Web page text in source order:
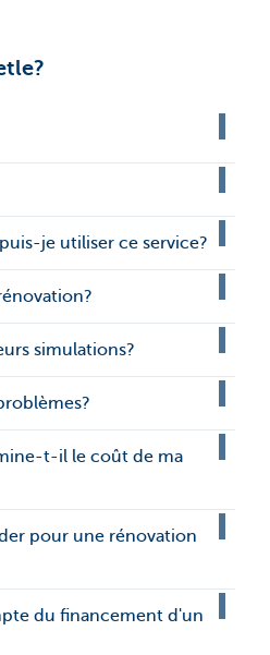
je utiliser ce service?
simulations?
t-il le coût de ma
pour une rénovation
du financement d'un